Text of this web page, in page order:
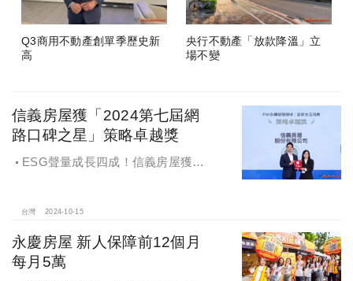
Q3商用不動產創單季歷史新
高
央行不動產「放款降溫」立
場不變
信義房屋獲「2024第七屆網
路口碑之星」策略卓越獎
ESG聲量成長四成！信義房屋獲
台灣 2024-10-15
永慶房屋 新人保障前12個月
每月5萬